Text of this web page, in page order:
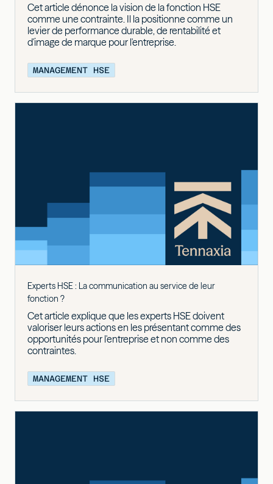
Cet article dénonce la vision de la fonction HSE
comme une contrainte. Il la positionne comme un
levier de performance durable, de rentabilité et
d'image de marque pour l'entreprise.
MANAGEMENT HSE
Experts HSE : La communication au service de leur
fonction ?
Cet article explique que les experts HSE doivent
valoriser leurs actions en les présentant comme des
opportunités pour l'entreprise et non comme des
contraintes.
MANAGEMENT HSE